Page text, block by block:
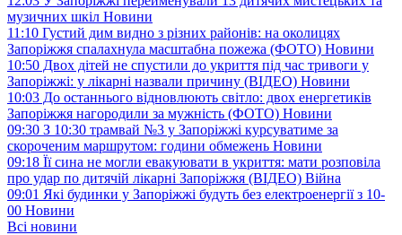
музичних шкіл Новини
11:10 Густий дим видно з різних районів: на околицях
Запоріжжя спалахнула масштабна пожежа (ФОТО) Новини
10:50 Двох дітей не спустили до укриття під час тривоги у
Запоріжжі: у лікарні назвали причину (ВІДЕО) Новини
10:03 До останнього відновлюють світло: двох енергетиків
Запоріжжя нагородили за мужність (ФОТО) Новини
09:30 З 10:30 трамвай №3 у Запоріжжі курсуватиме за
скороченим маршрутом: години обмежень Новини
09:18 Її сина не могли евакуювати в укриття: мати розповіла
про удар по дитячій лікарні Запоріжжя (ВІДЕО) Війна
09:01 Які будинки у Запоріжжі будуть без електроенергії з 10-
00 Новини
Всі новини